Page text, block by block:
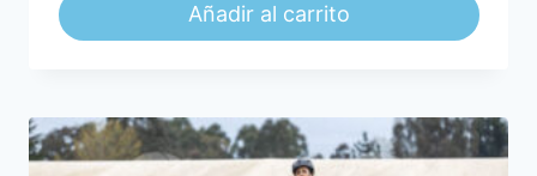
Añadir al carrito